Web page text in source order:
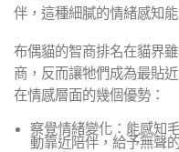
伴，這種細膩的情緒感知
布偶貓的智商排名在貓界
商，反而讓牠們成為最貼
在情感層面的幾個優勢：
察覺情緒變化：能感知
動靠近陪伴，給予無聲